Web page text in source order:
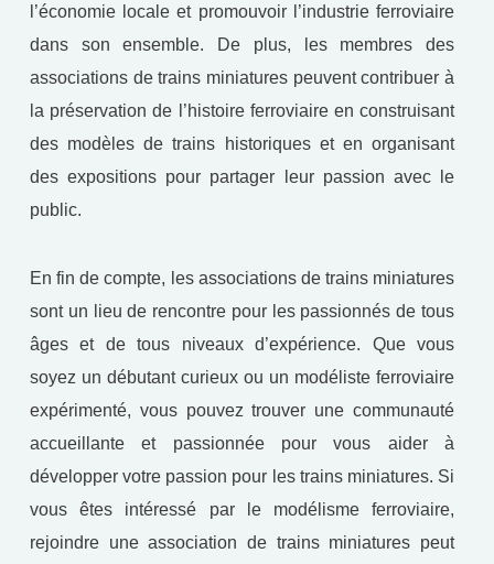
l’économie locale et promouvoir l’industrie ferroviaire
dans son ensemble. De plus, les membres des
associations de trains miniatures peuvent contribuer à
la préservation de l’histoire ferroviaire en construisant
des modèles de trains historiques et en organisant
des expositions pour partager leur passion avec le
public.
En fin de compte, les associations de trains miniatures
sont un lieu de rencontre pour les passionnés de tous
âges et de tous niveaux d’expérience. Que vous
soyez un débutant curieux ou un modéliste ferroviaire
expérimenté, vous pouvez trouver une communauté
accueillante et passionnée pour vous aider à
développer votre passion pour les trains miniatures. Si
vous êtes intéressé par le modélisme ferroviaire,
rejoindre une association de trains miniatures peut